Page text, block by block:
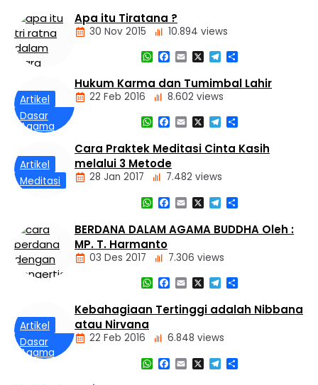
Nasional
Panti
Asuhan
Dasar
Agama
Buddha
Tiga
Apa itu Tiratana ?
30 Nov 2015 10.894 views
WhatsApp
Facebook
Email
X Telegram
Share
Artikel
Dasar
Agama
Buddha
Hukum
Kamma
dan
Tumimbal-
Hukum Karma dan Tumimbal Lahir
22 Feb 2016 8.602 views
WhatsApp
Facebook
Email
X Telegram
Share
Artikel
Meditasi
Cara Praktek Meditasi Cinta Kasih
melalui 3 Metode
28 Jan 2017 7.482 views
WhatsApp
Facebook
Email
X Telegram
Share
BERDANA DALAM AGAMA BUDDHA Oleh :
MP. T. Harmanto
03 Des 2017 7.306 views
WhatsApp
Facebook
Email
X Telegram
Share
Artikel
Dasar
Agama
Buddha
Kebahagiaan Tertinggi adalah Nibbana
atau Nirvana
22 Feb 2016 6.848 views
WhatsApp
Facebook
Email
X Telegram
Share